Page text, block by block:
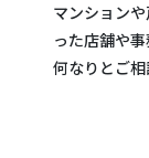
マンション
った店舗や
何なりとご相